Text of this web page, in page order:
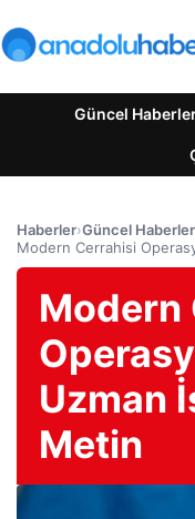
Güncel
Haberler›Güncel Haberler
Modern Cerrahisi
Modern
Uzman
Metin